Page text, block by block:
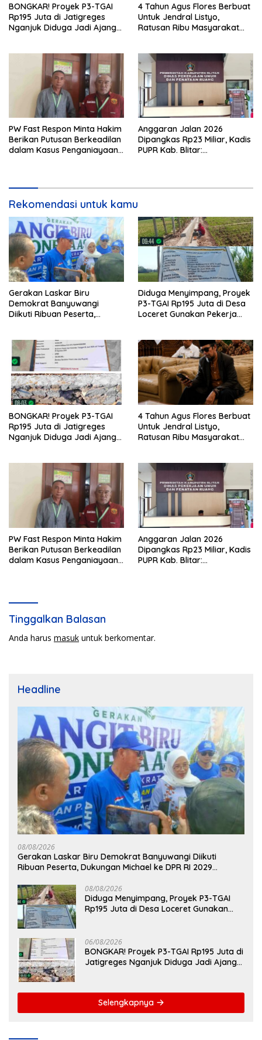
BONGKAR! Proyek P3-TGAI
Rp195 Juta di Jatigreges
Nganjuk Diduga Jadi Ajang
4 Tahun Agus Flores Berbuat
Untuk Jendral Listyo,
Ratusan Ribu Masyarakat
PW Fast Respon Minta Hakim
Berikan Putusan Berkeadilan
dalam Kasus Penganiayaan
Anggaran Jalan 2026
Dipangkas Rp23 Miliar, Kadis
PUPR Kab. Blitar:
Rekomendasi untuk kamu
Gerakan Laskar Biru
Demokrat Banyuwangi
Diikuti Ribuan Peserta,
Diduga Menyimpang, Proyek
P3-TGAI Rp195 Juta di Desa
Loceret Gunakan Pekerja
BONGKAR! Proyek P3-TGAI
Rp195 Juta di Jatigreges
Nganjuk Diduga Jadi Ajang
4 Tahun Agus Flores Berbuat
Untuk Jendral Listyo,
Ratusan Ribu Masyarakat
PW Fast Respon Minta Hakim
Berikan Putusan Berkeadilan
dalam Kasus Penganiayaan
Anggaran Jalan 2026
Dipangkas Rp23 Miliar, Kadis
PUPR Kab. Blitar:
Tinggalkan Balasan
Anda harus masuk untuk berkomentar.
Headline
08/08/2026
Gerakan Laskar Biru Demokrat Banyuwangi Diikuti
Ribuan Peserta, Dukungan Michael ke DPR RI 2029
08/08/2026
Diduga Menyimpang, Proyek P3-TGAI
Rp195 Juta di Desa Loceret Gunakan
06/08/2026
BONGKAR! Proyek P3-TGAI Rp195 Juta di
Jatigreges Nganjuk Diduga Jadi Ajang
Selengkapnya